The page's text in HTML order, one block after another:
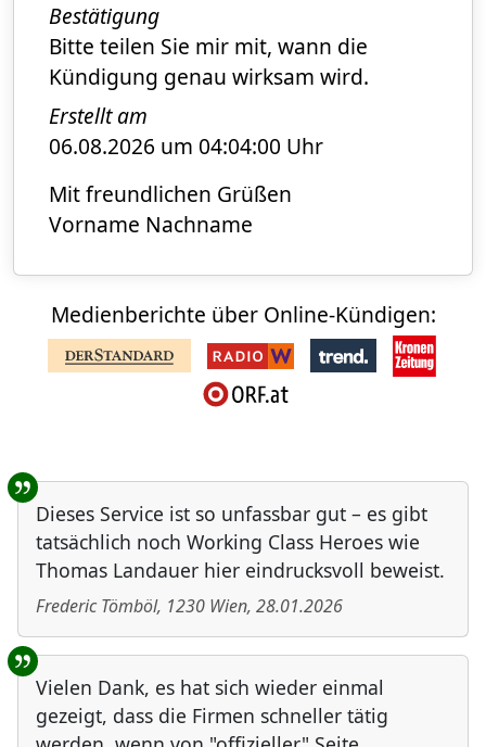
Bestätigung
Bitte teilen Sie mir mit, wann die
Kündigung genau wirksam wird.
Erstellt am
06.08.2026 um 04:04:00 Uhr
Mit freundlichen Grüßen
Vorname Nachname
Medienberichte über Online-Kündigen:
Benutzer-Rückmeldungen
Dieses Service ist so unfassbar gut – es gibt
tatsächlich noch Working Class Heroes wie
Thomas Landauer hier eindrucksvoll beweist.
Frederic Tömböl, 1230 Wien, 28.01.2026
Vielen Dank, es hat sich wieder einmal
gezeigt, dass die Firmen schneller tätig